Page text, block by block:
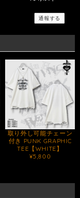
通報する
取り外し可能チェーン
付き PUNK GRAPHIC
TEE【WHITE】
¥5,800